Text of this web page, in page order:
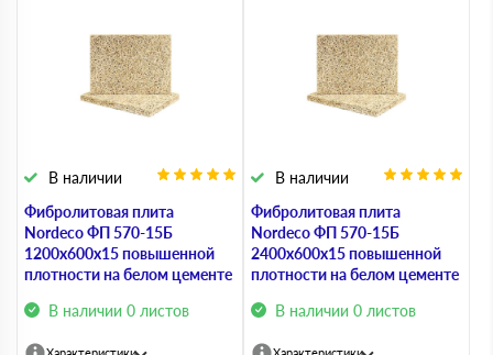
Фибролитовая плита
Nordeco ФП 570-15Б
1200х600х15 повышенной
плотности на белом цементе
В наличии 0 листов
В наличии
Фибролитовая плита
Nordeco ФП 570-15Б
2400х600х15 повышенной
плотности на белом цементе
В наличии 0 листов
В наличии